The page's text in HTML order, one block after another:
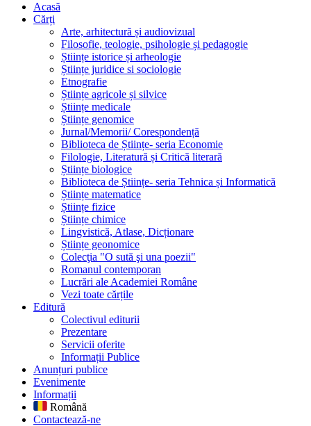
Acasă
Cărți
Arte, arhitectură și audiovizual
Filosofie, teologie, psihologie și pedagogie
Științe istorice și arheologie
Științe juridice si sociologie
Etnografie
Științe agricole și silvice
Științe medicale
Științe genomice
Jurnal/Memorii/ Corespondență
Biblioteca de Științe- seria Economie
Filologie, Literatură și Critică literară
Științe biologice
Biblioteca de Științe- seria Tehnica și Informatică
Științe matematice
Științe fizice
Științe chimice
Lingvistică, Atlase, Dicționare
Științe geonomice
Colecţia "O sută şi una poezii"
Romanul contemporan
Lucrări ale Academiei Române
Vezi toate cărțile
Editură
Colectivul editurii
Prezentare
Servicii oferite
Informații Publice
Anunțuri publice
Evenimente
Informații
Română
Contactează-ne